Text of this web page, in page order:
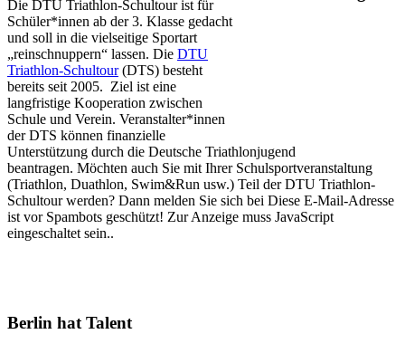
Die DTU Triathlon-Schultour ist für
Schüler*innen ab der 3. Klasse gedacht
und soll in die vielseitige Sportart
„reinschnuppern“ lassen. Die DTU
Triathlon-Schultour(DTS) besteht
bereits seit 2005. Ziel ist eine
langfristige Kooperation zwischen
Schule und Verein. Veranstalter*innen
der DTS können finanzielle
Unterstützung durch die Deutsche Triathlonjugend
beantragen. Möchten auch Sie mit Ihrer Schulsportveranstaltung
(Triathlon, Duathlon, Swim&Run usw.) Teil der DTU Triathlon-
Schultour werden? Dann melden Sie sich bei Diese E-Mail-Adresse
ist vor Spambots geschützt! Zur Anzeige muss JavaScript
eingeschaltet sein..
Berlin hat Talent